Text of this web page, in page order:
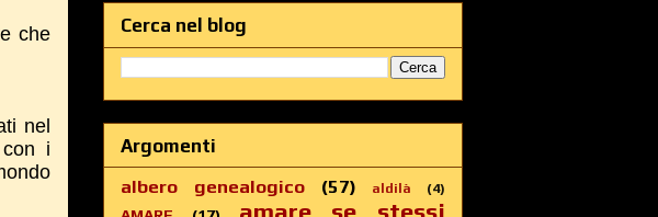
che
nel
i
Cerca nel blog
Argomenti
albero genealogico
(57) aldilà (4)